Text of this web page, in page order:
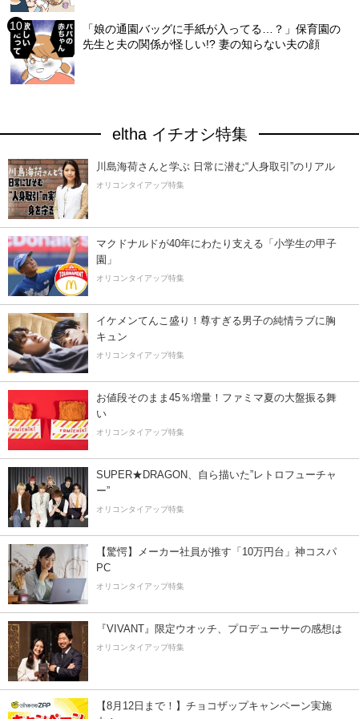
「娘の通園バッグに手紙が入ってる…？」保育園の
先生と夫の関係が怪しい!? 妻の知らない夫の顔
eltha イチオシ特集
川島海荷さんと学ぶ 日常に潜む“人身取引”のリアル
オリコンタイアップ特集
マクドナルドが40年にわたり支える「小学生の甲子
園」
オリコンタイアップ特集
イケメンてんこ盛り！尊すぎる男子の純情ラブに胸
キュン
オリコンタイアップ特集
お値段そのまま45％増量！ファミマ夏の大盤振る舞
い
オリコンタイアップ特集
SUPER★DRAGON、自ら描いた”レトロフューチャ
ー”
オリコンタイアップ特集
【驚愕】メーカー社員が推す「10万円台」神コスパ
PC
オリコンタイアップ特集
『VIVANT』限定ウオッチ、プロデューサーの感想は
オリコンタイアップ特集
【8月12日まで！】チョコザップキャンペーン実施